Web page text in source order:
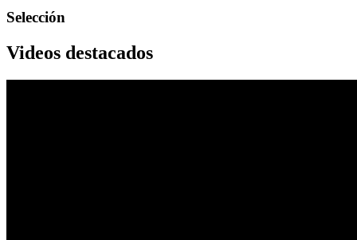
Selección
Videos destacados